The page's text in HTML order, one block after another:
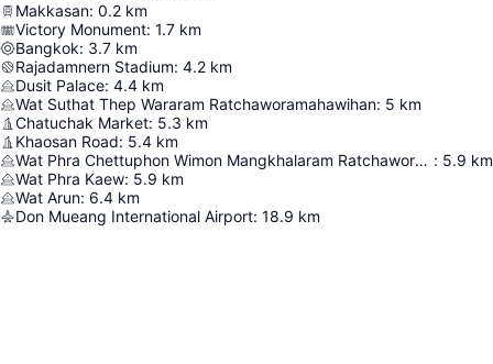
Makkasan: 0.2 km
Victory Monument: 1.7 km
Bangkok: 3.7 km
Rajadamnern Stadium: 4.2 km
Dusit Palace: 4.4 km
Wat Suthat Thep Wararam Ratchaworamahawihan: 5 km
Chatuchak Market: 5.3 km
Khaosan Road: 5.4 km
Wat Phra Chettuphon Wimon Mangkhalaram Ratchaworamahawihan : 5.9 km
Wat Phra Kaew: 5.9 km
Wat Arun: 6.4 km
Don Mueang International Airport: 18.9 km